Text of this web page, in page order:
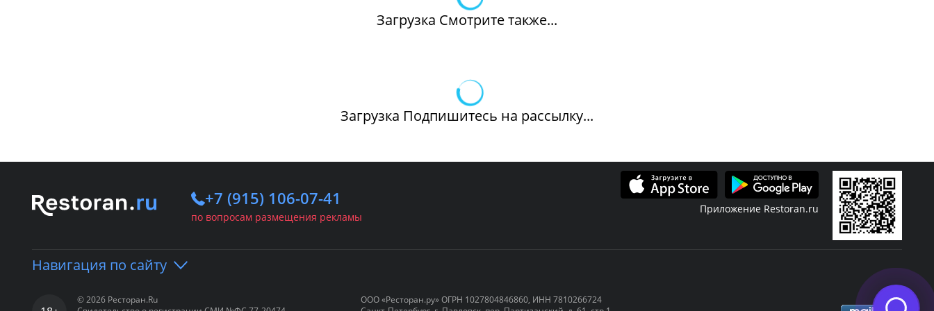
Загрузка Смотрите также...
Загрузка Подпишитесь на рассылку...
+7 (915) 106-07-41
по вопросам размещения рекламы
Приложение Restoran.ru
Навигация по сайту
© 2026 Ресторан.Ru
ООО «Ресторан.ру» ОГРН 1027804846860, ИНН 7810266724